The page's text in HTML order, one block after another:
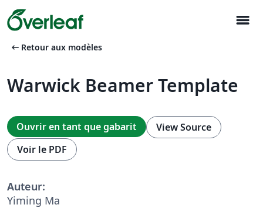
menu
arrow_left_alt Retour aux modèles
Warwick Beamer Template
Ouvrir en tant que gabarit
View Source
Voir le PDF
Auteur:
Yiming Ma